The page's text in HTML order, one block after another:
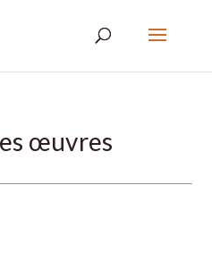
œuvres